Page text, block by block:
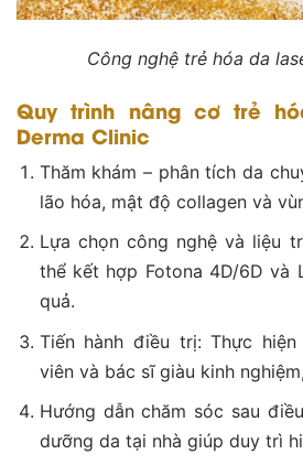
Công nghệ trẻ hóa da
Quy trình nâng cơ trẻ
Derma Clinic
Thăm khám – phân tích da
lão hóa, mật độ collagen và
Lựa chọn công nghệ và liệu
thể kết hợp Fotona 4D/6D và
quả.
Tiến hành điều trị: Thực
viên và bác sĩ giàu kinh
Hướng dẫn chăm sóc sau
dưỡng da tại nhà giúp duy trì